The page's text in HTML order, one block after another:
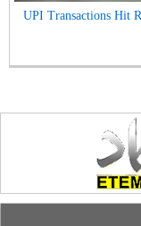
UPI Transactions Hit